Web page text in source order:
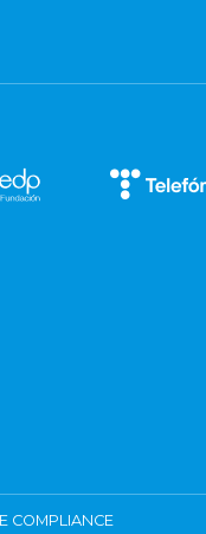
COMPLIANCE